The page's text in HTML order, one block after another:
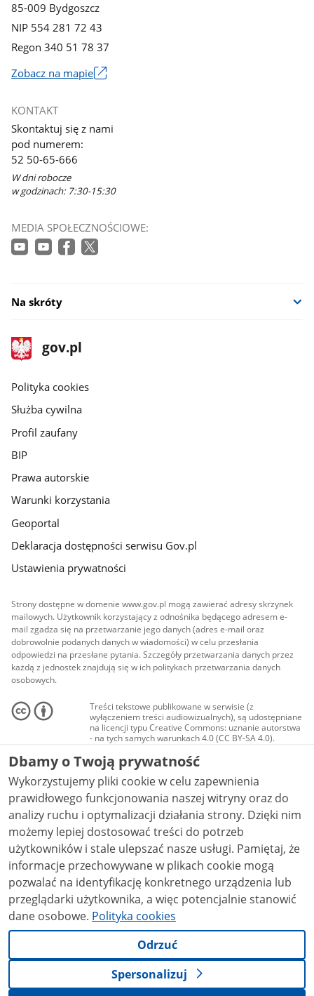
85-009 Bydgoszcz
NIP 554 281 72 43
Regon 340 51 78 37
Zobacz na mapie
się
w
nowym
oknie
KONTAKT
Skontaktuj się z nami
pod numerem:
52 50-65-666
W dni robocze
w godzinach: 7:30-15:30
MEDIA SPOŁECZNOŚCIOWE:
Na skróty
stopka
gov.pl
Strona
gov.pl
gov.pl
Polityka cookies
Służba cywilna
Profil zaufany
BIP
Prawa autorskie
Warunki korzystania
Geoportal
Deklaracja dostępności serwisu Gov.pl
Ustawienia prywatności
Strony dostępne w domenie www.gov.pl mogą zawierać adresy skrzynek
mailowych. Użytkownik korzystający z odnośnika będącego adresem e-
mail zgadza się na przetwarzanie jego danych (adres e-mail oraz
dobrowolnie podanych danych w wiadomości) w celu przesłania
odpowiedzi na przesłane pytania. Szczegóły przetwarzania danych przez
każdą z jednostek znajdują się w ich politykach przetwarzania danych
osobowych.
Treści tekstowe publikowane w serwisie (z
wyłączeniem treści audiowizualnych), są udostępniane
na licencji typu Creative Commons: uznanie autorstwa
- na tych samych warunkach 4.0 (CC BY-SA 4.0).
Materiały audiowizualne, w tym zdjęcia, materiały
audio i wideo, są udostępniane na licencji typu
Creative Commons: uznanie autorstwa użycie
niekomercyjne - bez utworów zależnych 4.0 (CC BY-
NC-ND 4.0), o ile nie jest to stwierdzone inaczej.
Dbamy o Twoją prywatność
Wykorzystujemy pliki cookie w celu zapewnienia
prawidłowego funkcjonowania naszej witryny oraz do
analizy ruchu i optymalizacji działania strony. Dzięki nim
możemy lepiej dostosować treści do potrzeb
użytkowników i stale ulepszać nasze usługi. Pamiętaj, że
informacje przechowywane w plikach cookie mogą
pozwalać na identyfikację konkretnego urządzenia lub
przeglądarki użytkownika, a więc potencjalnie stanowić
dane osobowe. Polityka cookies
Odrzuć
Spersonalizuj